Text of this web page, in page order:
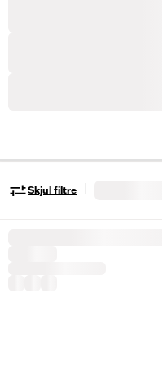
Skjul filtre